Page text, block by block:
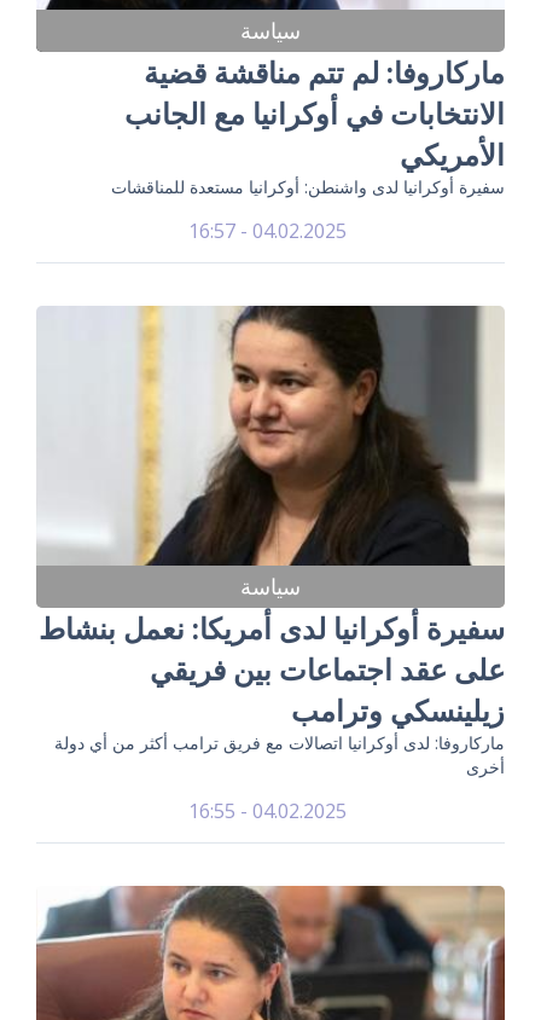
سياسة
ماركاروفا: لم تتم مناقشة قضية
الانتخابات في أوكرانيا مع الجانب
الأمريكي
سفيرة أوكرانيا لدى واشنطن: أوكرانيا مستعدة للمناقشات
04.02.2025 - 16:57
سياسة
سفيرة أوكرانيا لدى أمريكا: نعمل بنشاط
على عقد اجتماعات بين فريقي
زيلينسكي وترامب
ماركاروفا: لدى أوكرانيا اتصالات مع فريق ترامب أكثر من أي دولة
أخرى
04.02.2025 - 16:55